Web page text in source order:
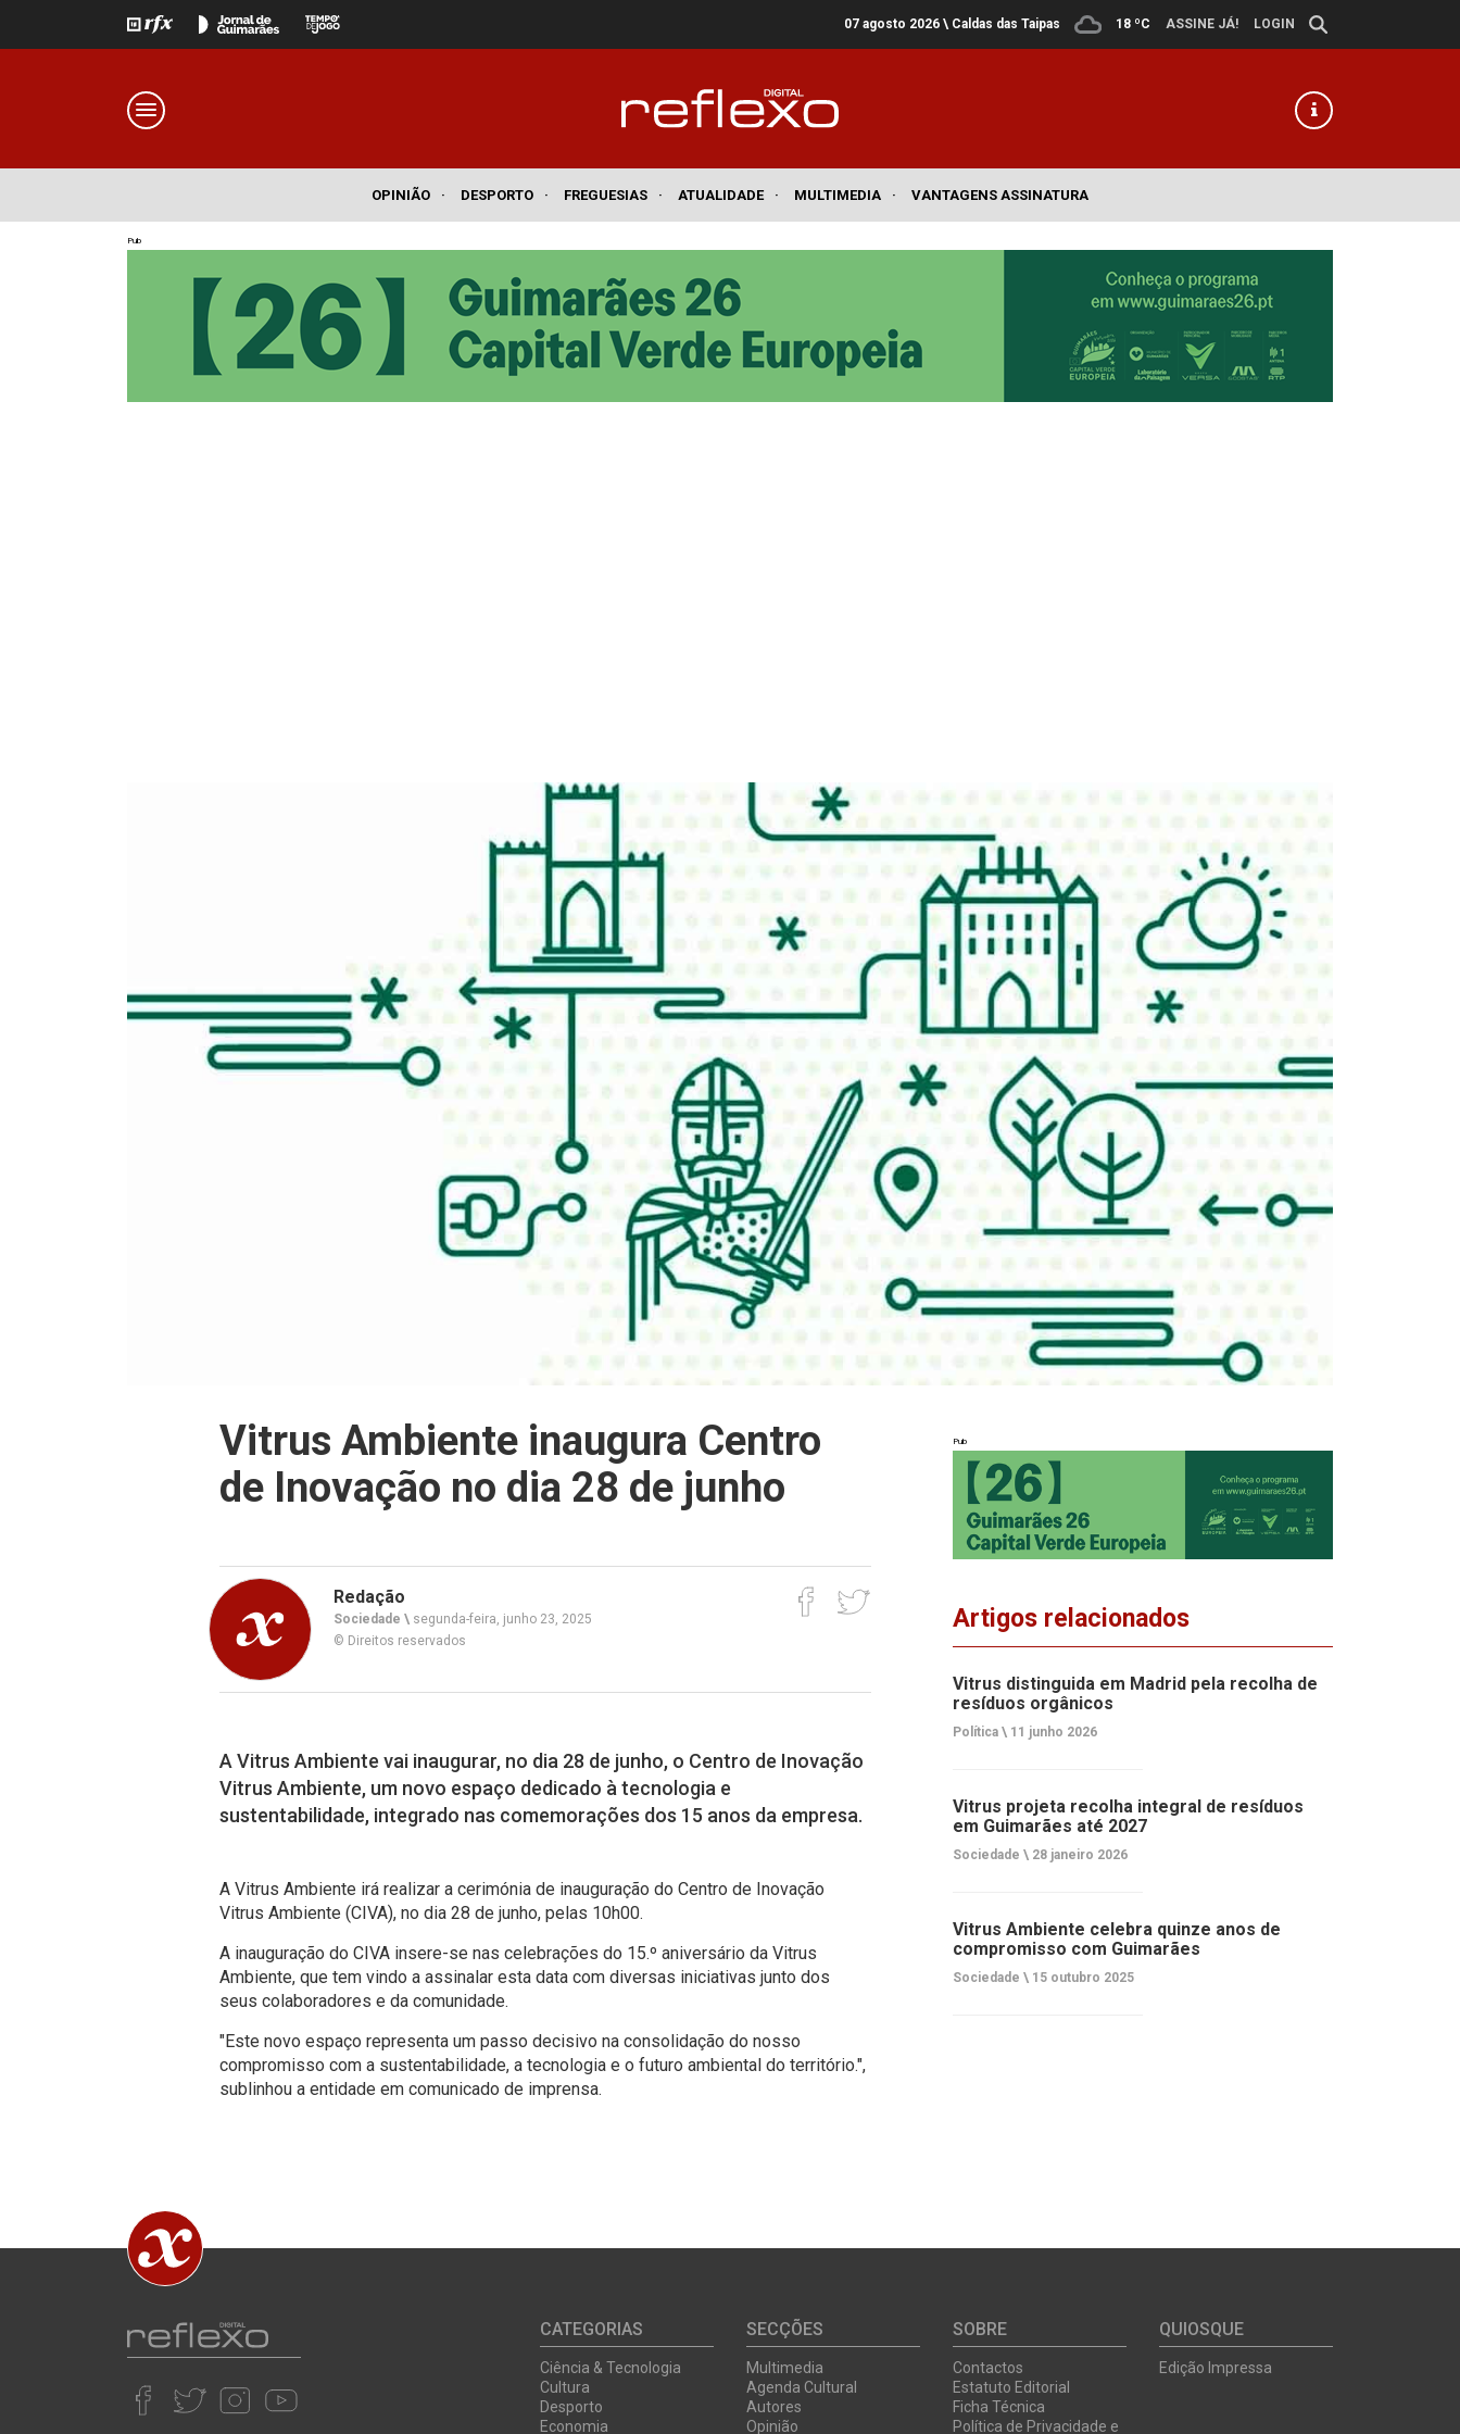
07 agosto 2026 \ Caldas das Taipas 18 ºC ASSINE JÁ! LOGIN
OPINIÃO · DESPORTO · FREGUESIAS · ATUALIDADE · MULTIMEDIA · VANTAGENS ASSINATURA
Pub
Vitrus Ambiente inaugura Centro
de Inovação no dia 28 de junho
Redação
Sociedade \ segunda-feira, junho 23, 2025
© Direitos reservados
A Vitrus Ambiente vai inaugurar, no dia 28 de junho, o Centro de Inovação
Vitrus Ambiente, um novo espaço dedicado à tecnologia e
sustentabilidade, integrado nas comemorações dos 15 anos da empresa.
A Vitrus Ambiente irá realizar a cerimónia de inauguração do Centro de Inovação
Vitrus Ambiente (CIVA), no dia 28 de junho, pelas 10h00.
A inauguração do CIVA insere-se nas celebrações do 15.º aniversário da Vitrus
Ambiente, que tem vindo a assinalar esta data com diversas iniciativas junto dos
seus colaboradores e da comunidade.
"Este novo espaço representa um passo decisivo na consolidação do nosso
compromisso com a sustentabilidade, a tecnologia e o futuro ambiental do território.",
sublinhou a entidade em comunicado de imprensa.
Pub
Artigos relacionados
Vitrus distinguida em Madrid pela recolha de
resíduos orgânicos
Política \ 11 junho 2026
Vitrus projeta recolha integral de resíduos
em Guimarães até 2027
Sociedade \ 28 janeiro 2026
Vitrus Ambiente celebra quinze anos de
compromisso com Guimarães
Sociedade \ 15 outubro 2025
CATEGORIAS
Ciência & Tecnologia
Cultura
Desporto
Economia
SECÇÕES
Multimedia
Agenda Cultural
Autores
Opinião
SOBRE
Contactos
Estatuto Editorial
Ficha Técnica
Política de Privacidade e
QUIOSQUE
Edição Impressa